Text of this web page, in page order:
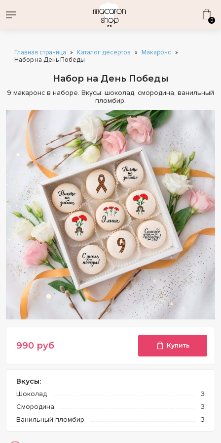
0
ВСЕ НАБОРЫ
ДЕНЬ СТРОИТЕЛЯ
1 СЕНТЯБРЯ
ДЕНЬ РОЖДЕНИЯ
МАКАРОНС КЛАССИЧЕСКИЕ
СВАДЕБНЫЕ ПРЕДЛОЖЕНИЯ
ИНДИВИДУАЛЬНАЯ ПЕЧАТЬ
СОБЕРИ СВОЙ НАБОР
КОРПОРАТИВНЫЕ ПОДАРКИ
ОПТОВЫЕ ПОСТАВКИ
ЭКЛЕРЫ ОПТОМ
КАТАЛОГ ДЕСЕРТОВ
МАКАРОН
ЭКЛЕРЫ
ВАФЕЛЬНЫЕ ТРУБОЧКИ
КОМБО-НАБОРЫ
Главная страница » Каталог десертов » Макаронс »
Набор на День Победы
Набор на День Победы
9 макаронс в наборе. Вкусы: шоколад, смородина, ванильный
пломбир.
Вкусы:
Шоколад
3
Смородина
3
Ванильный пломбир
3
990 руб Купить